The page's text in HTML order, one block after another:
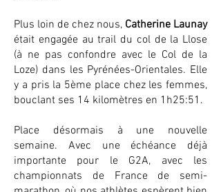
Plus loin de chez nous, Catherine Launay
était engagée au trail du col de la Llose
(à ne pas confondre avec le Col de la
Loze) dans les Pyrénées-Orientales. Elle
y a pris la 5ème place chez les femmes,
bouclant ses 14 kilomètres en 1h25:51.
Place désormais à une nouvelle
semaine. Avec une échéance déjà
importante pour le G2A, avec les
championnats de France de semi-